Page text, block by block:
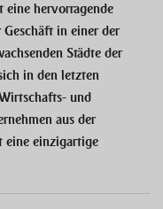
eine hervorragende
in einer der
Städte der
in den letzten
und
aus der
eine einzigartige